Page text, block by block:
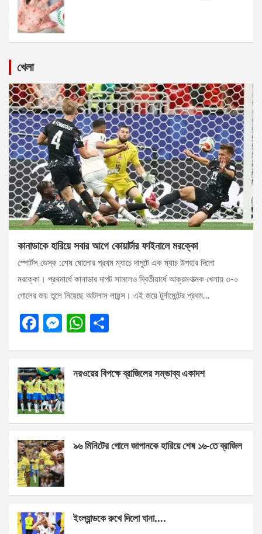
খেলা
কানাডাকে হারিয়ে সবার আগে কোয়ার্টার ফাইনালে মরক্কো
স্পোর্টস ডেস্ক :শেষ ষোলোর প্রথম ম্যাচে দাপুটে এক ম্যাচ উপহার দিলো
মরক্কো। প্রথমার্ধে কানাডার দাপট সামলেও দ্বিতীয়ার্ধে আক্রমণাত্মক খেলায় ৩-০
গোলের জয় তুলে নিয়েছে আটলাস লায়ন্স। এই জয়ে টুর্নামেন্টের প্রথম…
F
b
o
o
k
M
n
g
er
W
s
p
e
নরওয়ের বিপক্ষে ব্রাজিলের সম্ভাব্য একাদশ
৯৬ মিনিটের গোলে জাপানকে হারিয়ে শেষ ১৬-তে ব্রাজিল
ইংল্যান্ডকে রুখে দিলো ঘানা….